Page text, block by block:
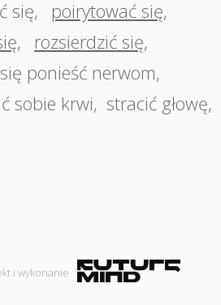
się, poirytować się,
, rozsierdzić się,
ponieść nerwom,
sobie krwi, stracić głowę,
i wykonanie